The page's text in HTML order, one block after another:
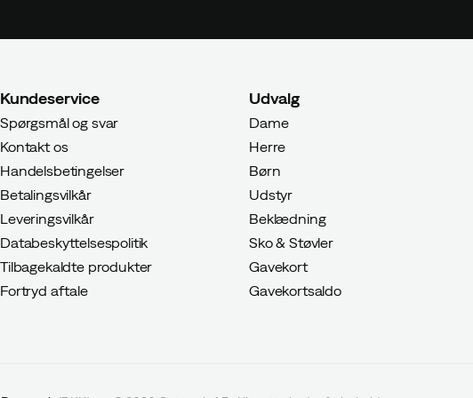
Kundeservice
Spørgsmål og svar
Kontakt os
Handelsbetingelser
Betalingsvilkår
Leveringsvilkår
Databeskyttelsespolitik
Tilbagekaldte produkter
Fortryd aftale
Udvalg
Dame
Herre
Børn
Udstyr
Beklædning
Sko & Støvler
Gavekort
Gavekortsaldo